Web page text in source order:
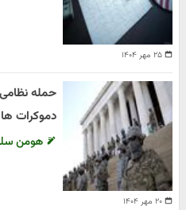
۲۵ مهر ۱۴۰۴
۲۰ مهر ۱۴۰۴
حمله
دموکرات ها
هومن